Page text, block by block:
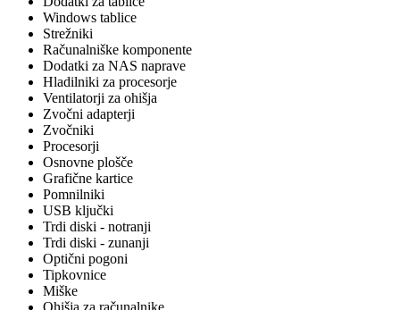
Windows tablice
Strežniki
Računalniške komponente
Dodatki za NAS naprave
Hladilniki za procesorje
Ventilatorji za ohišja
Zvočni adapterji
Zvočniki
Procesorji
Osnovne plošče
Grafične kartice
Pomnilniki
USB ključki
Trdi diski - notranji
Trdi diski - zunanji
Optični pogoni
Tipkovnice
Miške
Ohišja za računalnike